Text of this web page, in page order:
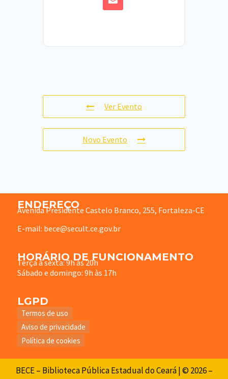
Ver Evento
Novo Evento
ENDEREÇO
Avenida Presidente Castelo Branco, 255, Fortaleza-CE
E-mail: bece@secult.ce.gov.br
HORÁRIO DE FUNCIONAMENTO
Terça à sexta: 9h às 20h
Sábado e domingo: 9h às 17h
LGPD
Termos de uso
Aviso de privacidade
Política de cookies
BECE – Biblioteca Pública Estadual do Ceará | © 2026 –